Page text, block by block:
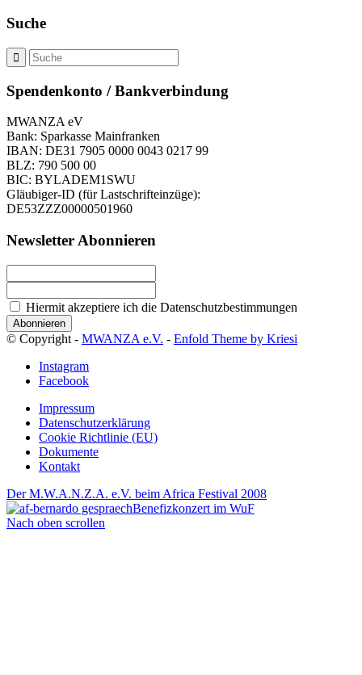
Suche
Spendenkonto / Bankverbindung
MWANZA eV
Bank: Sparkasse Mainfranken
IBAN: DE31 7905 0000 0043 0217 99
BLZ: 790 500 00
BIC: BYLADEM1SWU
Gläubiger-ID (für Lastschrifteinzüge):
DE53ZZZ00000501960
Newsletter Abonnieren
Hiermit akzeptiere ich die Datenschutzbestimmungen
© Copyright - MWANZA e.V. - Enfold Theme by Kriesi
Instagram
Facebook
Impressum
Datenschutzerklärung
Cookie Richtlinie (EU)
Dokumente
Kontakt
Der M.W.A.N.Z.A. e.V. beim Africa Festival 2008
Benefizkonzert im WuF
Nach oben scrollen